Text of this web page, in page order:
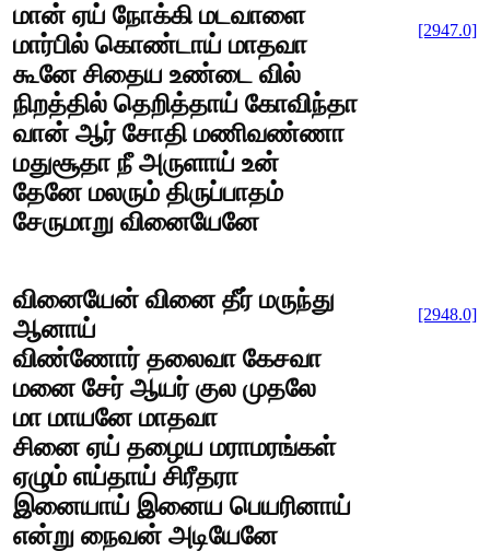
மான் ஏய் நோக்கி மடவாளை
மார்பில் கொண்டாய் மாதவா
கூனே சிதைய உண்டை வில்
நிறத்தில் தெறித்தாய் கோவிந்தா
வான் ஆர் சோதி மணிவண்ணா
மதுசூதா நீ அருளாய் உன்
தேனே மலரும் திருப்பாதம்
சேருமாறு வினையேனே
[2947.0]
வினையேன் வினை தீர் மருந்து
ஆனாய்
விண்ணோர் தலைவா கேசவா
மனை சேர் ஆயர் குல முதலே
மா மாயனே மாதவா
சினை ஏய் தழைய மராமரங்கள்
ஏழும் எய்தாய் சிரீதரா
இனையாய் இனைய பெயரினாய்
என்று நைவன் அடியேனே
[2948.0]